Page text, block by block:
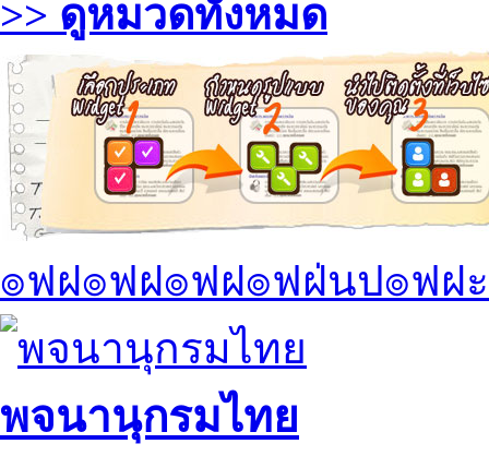
>> ดูหมวดทั้งหมด
๏ฟฝ๏ฟฝ๏ฟฝ๏ฟฝ่นป๏ฟฝ
พจนานุกรมไทย